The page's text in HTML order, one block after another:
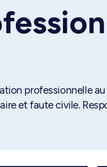
professionnelle
et faute civile.